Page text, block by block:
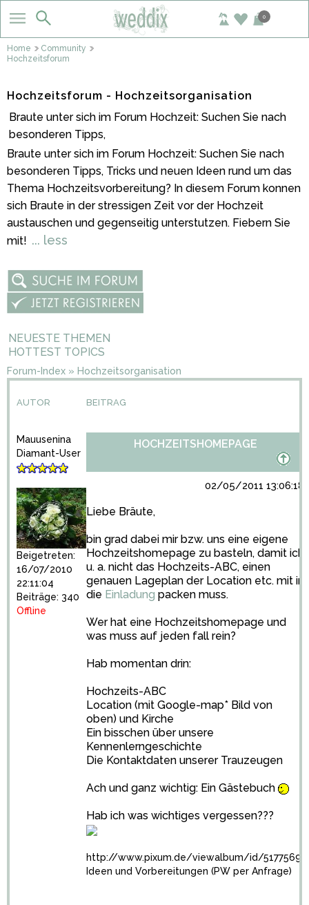
0
Home
Community
Hochzeitsforum
Hochzeitsforum - Hochzeitsorganisation
Braute unter sich im Forum Hochzeit: Suchen Sie nach
besonderen Tipps,
Braute unter sich im Forum Hochzeit: Suchen Sie nach
besonderen Tipps, Tricks und neuen Ideen rund um das
Thema Hochzeitsvorbereitung? In diesem Forum konnen
sich Braute in der stressigen Zeit vor der Hochzeit
austauschen und gegenseitig unterstutzen. Fiebern Sie
mit! ... less
NEUESTE THEMEN
HOTTEST TOPICS
Forum-Index » Hochzeitsorganisation
AUTOR BEITRAG
Mauusenina
Diamant-User
Beigetreten:
16/07/2010
22:11:04
Beiträge: 340
Offline
HOCHZEITSHOMEPAGE
02/05/2011 13:06:18
Liebe Bräute,
bin grad dabei mir bzw. uns eine eigene
Hochzeitshomepage zu basteln, damit ich
u. a. nicht das Hochzeits-ABC, einen
genauen Lageplan der Location etc. mit in
die Einladung packen muss.
Wer hat eine Hochzeitshomepage und
was muss auf jeden fall rein?
Hab momentan drin:
Hochzeits-ABC
Location (mit Google-map* Bild von
oben) und Kirche
Ein bisschen über unsere
Kennenlerngeschichte
Die Kontaktdaten unserer Trauzeugen
Ach und ganz wichtig: Ein Gästebuch
Hab ich was wichtiges vergessen???
http://www.pixum.de/viewalbum/id/5177569
Ideen und Vorbereitungen (PW per Anfrage)